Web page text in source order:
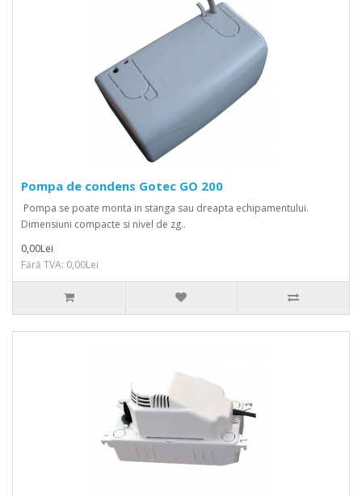
Pompa de condens Gotec GO 200
Pompa se poate monta in stanga sau dreapta echipamentului.
Dimensiuni compacte si nivel de zg..
0,00Lei
Fără TVA: 0,00Lei